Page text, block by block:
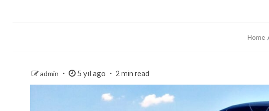
Home
admin 5 yıl ago 2 min read